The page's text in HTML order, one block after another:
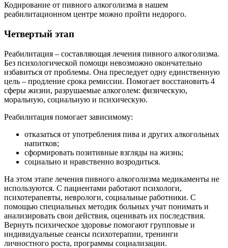
Кодирование от пивного алкоголизма в нашем
реабилитационном центре можно пройти недорого.
Четвертый этап
Реабилитация – составляющая лечения пивного алкоголизма.
Без психологической помощи невозможно окончательно
избавиться от проблемы. Она преследует одну единственную
цель – продление срока ремиссии. Помогает восстановить 4
сферы жизни, разрушаемые алкоголем: физическую,
моральную, социальную и психическую.
Реабилитация помогает зависимому:
отказаться от употребления пива и других алкогольных
напитков;
сформировать позитивные взгляды на жизнь;
социально и нравственно возродиться.
На этом этапе лечения пивного алкоголизма медикаменты не
используются. С пациентами работают психологи,
психотерапевты, неврологи, социальные работники. С
помощью специальных методик больных учат понимать и
анализировать свои действия, оценивать их последствия.
Вернуть психическое здоровье помогают групповые и
индивидуальные сеансы психотерапии, тренинги
личностного роста, программы социализации.